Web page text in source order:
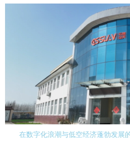
在数字化浪潮与低空经济蓬勃发展